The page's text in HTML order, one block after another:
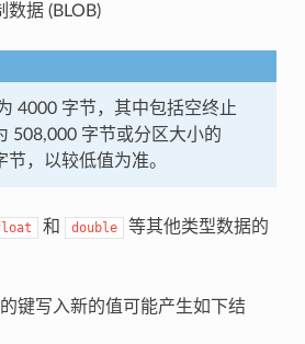
数据 (BLOB)
4000 字节，其中包括空终止
508,000 字节或分区大小的
节，以较低值为准。
和 double
等其他类型数据的
键写入新的值可能产生如下结